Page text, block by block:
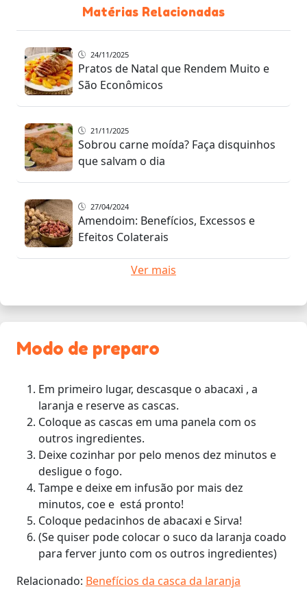
Matérias Relacionadas
24/11/2025
Pratos de Natal que Rendem Muito e
São Econômicos
21/11/2025
Sobrou carne moída? Faça disquinhos
que salvam o dia
27/04/2024
Amendoim: Benefícios, Excessos e
Efeitos Colaterais
Ver mais
Modo de preparo
Em primeiro lugar, descasque o abacaxi , a
laranja e reserve as cascas.
Coloque as cascas em uma panela com os
outros ingredientes.
Deixe cozinhar por pelo menos dez minutos e
desligue o fogo.
Tampe e deixe em infusão por mais dez
minutos, coe e está pronto!
Coloque pedacinhos de abacaxi e Sirva!
(Se quiser pode colocar o suco da laranja coado
para ferver junto com os outros ingredientes)
Relacionado: Benefícios da casca da laranja